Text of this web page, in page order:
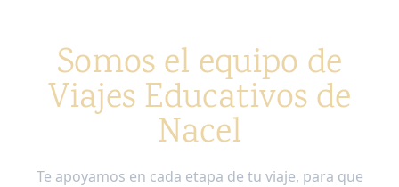
Somos el equipo de
Viajes Educativos de
Nacel
Te apoyamos en cada etapa de tu viaje, para que